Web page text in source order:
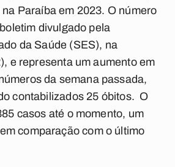
Paraíba em 2023. O número
divulgado pela
da Saúde (SES), na
e representa um aumento em
da semana passada,
contabilizados 25 óbitos. O
casos até o momento, um
comparação com o último